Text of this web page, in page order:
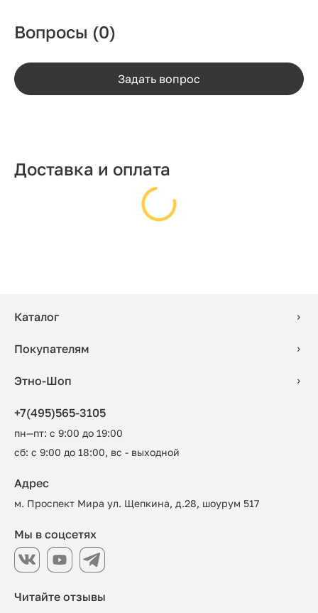
Вопросы (0)
Задать вопрос
Доставка и оплата
Каталог
Покупателям
Этно-Шоп
+7(495)565-3105
пн—пт: с 9:00 до 19:00
сб: с 9:00 до 18:00, вс - выходной
Читайте отзывы
Адрес
м. Проспект Мира ул. Щепкина, д.28, шоурум 517
Мы в соцсетях